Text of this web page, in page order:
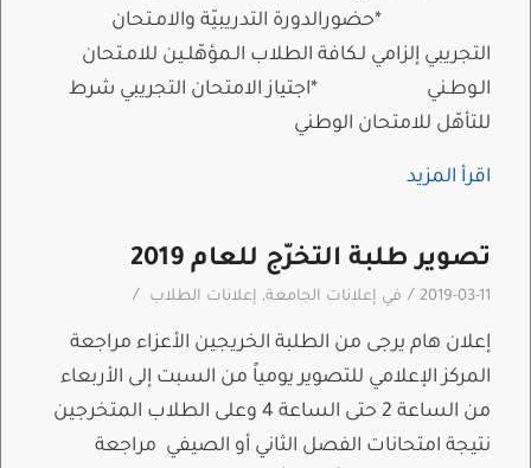
*حضورالدورة التدريبيّة والامـتحان
التجريبي إلزامي لـكافة الطلاب الـمؤهّلـين للامـتحان
الـوطـني *اجتياز الامتحان التجريبي شرط
للتأهّل للامتحان الوطني
اقرأ المزيد
تصوير طلبة التخرّج للعام 2019
2019-03-11
/ في إعلانات الجامعة, إعلانات الطلاب /
إعلان هام يرجى من الطلبة الخريجين الأعزاء مراجعة
المركز الإعلامي للتصوير يومياً من السبت إلى الأربعاء
من الساعة 2 حتى الساعة 4 وعلى الطلاب المتخرجين
نتيجة امتحانات الفصل الثاني أو الصيفي مراجعة